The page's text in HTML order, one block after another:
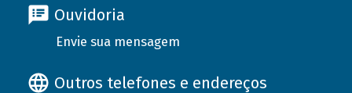
Ouvidoria
Envie sua mensagem
Outros telefones e endereços